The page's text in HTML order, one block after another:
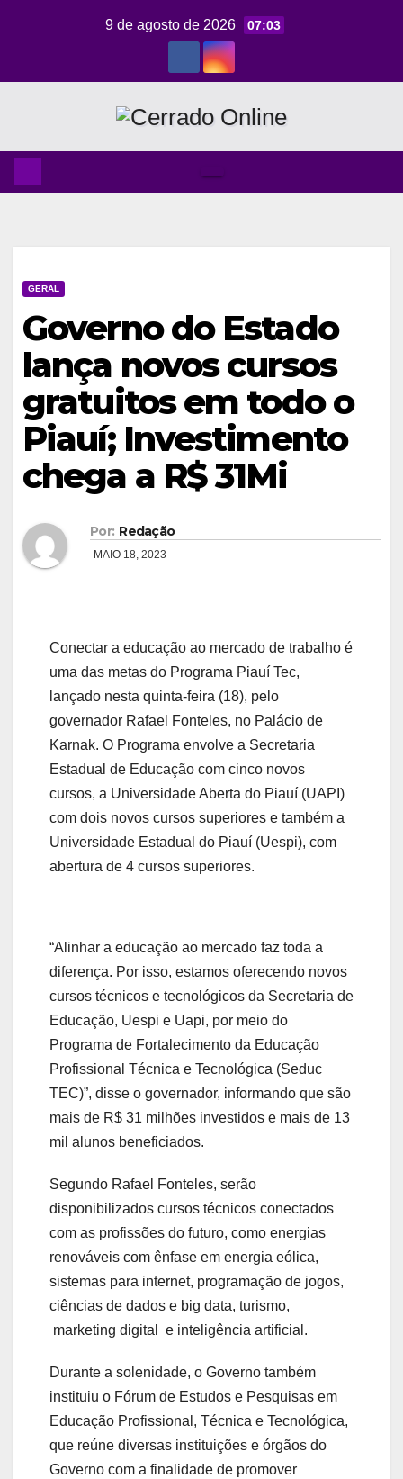
9 de agosto de 2026 07:03
GERAL
Governo do Estado
lança novos cursos
gratuitos em todo o
Piauí; Investimento
chega a R$ 31Mi
Por: Redação
MAIO 18, 2023
Conectar a educação ao mercado de trabalho é
uma das metas do Programa Piauí Tec,
lançado nesta quinta-feira (18), pelo
governador Rafael Fonteles, no Palácio de
Karnak. O Programa envolve a Secretaria
Estadual de Educação com cinco novos
cursos, a Universidade Aberta do Piauí (UAPI)
com dois novos cursos superiores e também a
Universidade Estadual do Piauí (Uespi), com
abertura de 4 cursos superiores.
“Alinhar a educação ao mercado faz toda a
diferença. Por isso, estamos oferecendo novos
cursos técnicos e tecnológicos da Secretaria de
Educação, Uespi e Uapi, por meio do
Programa de Fortalecimento da Educação
Profissional Técnica e Tecnológica (Seduc
TEC)”, disse o governador, informando que são
mais de R$ 31 milhões investidos e mais de 13
mil alunos beneficiados.
Segundo Rafael Fonteles, serão
disponibilizados cursos técnicos conectados
com as profissões do futuro, como energias
renováveis com ênfase em energia eólica,
sistemas para internet, programação de jogos,
ciências de dados e big data, turismo,
marketing digital e inteligência artificial.
Durante a solenidade, o Governo também
instituiu o Fórum de Estudos e Pesquisas em
Educação Profissional, Técnica e Tecnológica,
que reúne diversas instituições e órgãos do
Governo com a finalidade de promover